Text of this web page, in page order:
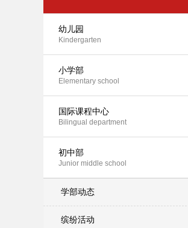
幼儿园
Kindergarten
小学部
Elementary school
国际课程中心
Bilingual department
初中部
Junior middle school
学部动态
缤纷活动